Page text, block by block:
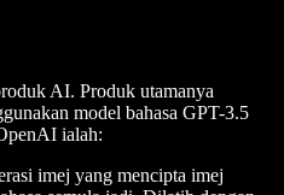
AI. Produk utamanya
model bahasa GPT-3.5
ialah:
imej yang mencipta imej